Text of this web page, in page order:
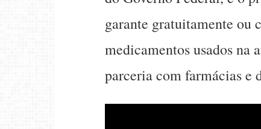
garante gratuitamente ou
medicamentos usados na
parceria com farmácias e